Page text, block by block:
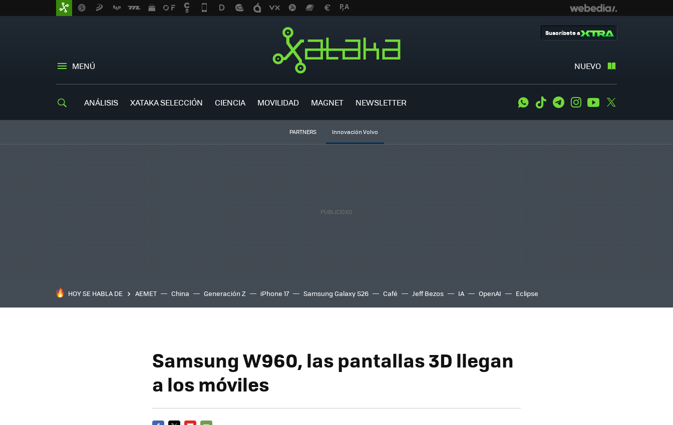
MENÚ NUEVO
Suscríbete a
ANÁLISIS XATAKA SELECCIÓN CIENCIA MOVILIDAD MAGNET NEWSLETTER WhatsApp
Tiktok TelegramInstagramYoutube
PARTNERS Innovación Volvo
HOY SE HABLA DE AEMET China Generación Z iPhone 17 Samsung Galaxy S26 Café Jeff Bezos IA OpenAI Eclipse
Samsung W960, las pantallas 3D llegan
a los móviles